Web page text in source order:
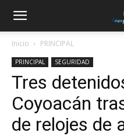
Inicio PRINCIPAL
PRINCIPAL SEGURIDAD
Tres
Coyoacán
de relojes de